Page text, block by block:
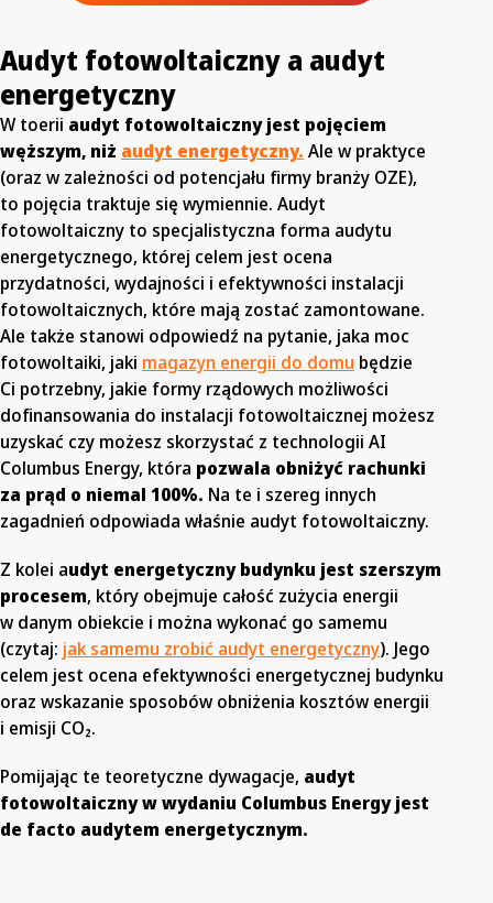
Audyt fotowoltaiczny a audyt
energetyczny
W toerii audyt fotowoltaiczny jest pojęciem
węższym, niż audyt energetyczny. Ale w praktyce
(oraz w zależności od potencjału firmy branży OZE),
to pojęcia traktuje się wymiennie. Audyt
fotowoltaiczny to specjalistyczna forma audytu
energetycznego, której celem jest ocena
przydatności, wydajności i efektywności instalacji
fotowoltaicznych, które mają zostać zamontowane.
Ale także stanowi odpowiedź na pytanie, jaka moc
fotowoltaiki, jaki magazyn energii do domu będzie
Ci potrzebny, jakie formy rządowych możliwości
dofinansowania do instalacji fotowoltaicznej możesz
uzyskać czy możesz skorzystać z technologii AI
Columbus Energy, która pozwala obniżyć rachunki
za prąd o niemal 100%. Na te i szereg innych
zagadnień odpowiada właśnie audyt fotowoltaiczny.
Z kolei audyt energetyczny budynku jest szerszym
procesem, który obejmuje całość zużycia energii
w danym obiekcie i można wykonać go samemu
(czytaj: jak samemu zrobić audyt energetyczny). Jego
celem jest ocena efektywności energetycznej budynku
oraz wskazanie sposobów obniżenia kosztów energii
i emisji CO₂.
Pomijając te teoretyczne dywagacje, audyt
fotowoltaiczny w wydaniu Columbus Energy jest
de facto audytem energetycznym.